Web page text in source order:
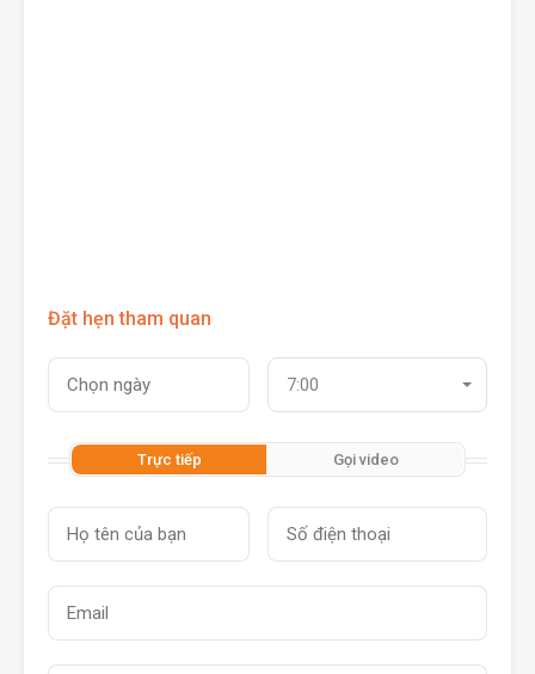
Đặt hẹn tham quan
7:00
Trực tiếp Gọi video